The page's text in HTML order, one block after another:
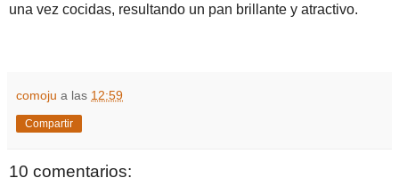
una vez cocidas, resultando un pan brillante y atractivo.
comoju a las 12:59
Compartir
10 comentarios: